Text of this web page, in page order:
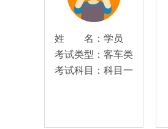
姓 名： 学员
考试类型： 客车类
考试科目： 科目一